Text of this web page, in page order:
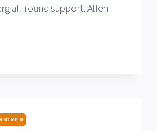
all-round support. Allen